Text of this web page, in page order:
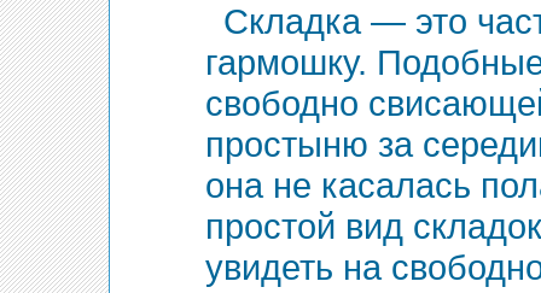
Складка — это
гармошку.
свободно
простыню за
она не касалась
простой вид
увидеть на